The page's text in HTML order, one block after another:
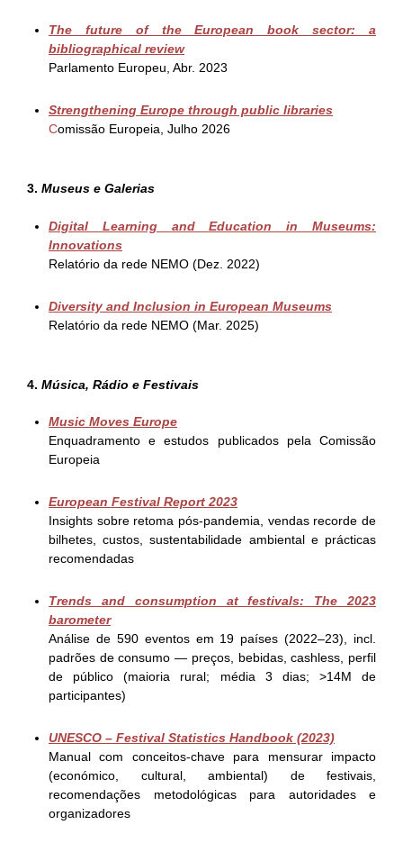
The future of the European book sector: a
bibliographical review
Parlamento Europeu, Abr. 2023
Strengthening Europe through public libraries
Comissão Europeia, Julho 2026
3. Museus e Galerias
Digital Learning and Education in Museums:
Innovations
Relatório da rede NEMO (Dez. 2022)
Diversity and Inclusion in European Museums
Relatório da rede NEMO (Mar. 2025)
4. Música, Rádio e Festivais
Music Moves Europe
Enquadramento e estudos publicados pela Comissão
Europeia
European Festival Report 2023
Insights sobre retoma pós-pandemia, vendas recorde de
bilhetes, custos, sustentabilidade ambiental e prácticas
recomendadas
Trends and consumption at festivals: The 2023
barometer
Análise de 590 eventos em 19 países (2022–23), incl.
padrões de consumo — preços, bebidas, cashless, perfil
de público (maioria rural; média 3 dias; >14M de
participantes)
UNESCO – Festival Statistics Handbook (2023)
Manual com conceitos-chave para mensurar impacto
(económico, cultural, ambiental) de festivais,
recomendações metodológicas para autoridades e
organizadores